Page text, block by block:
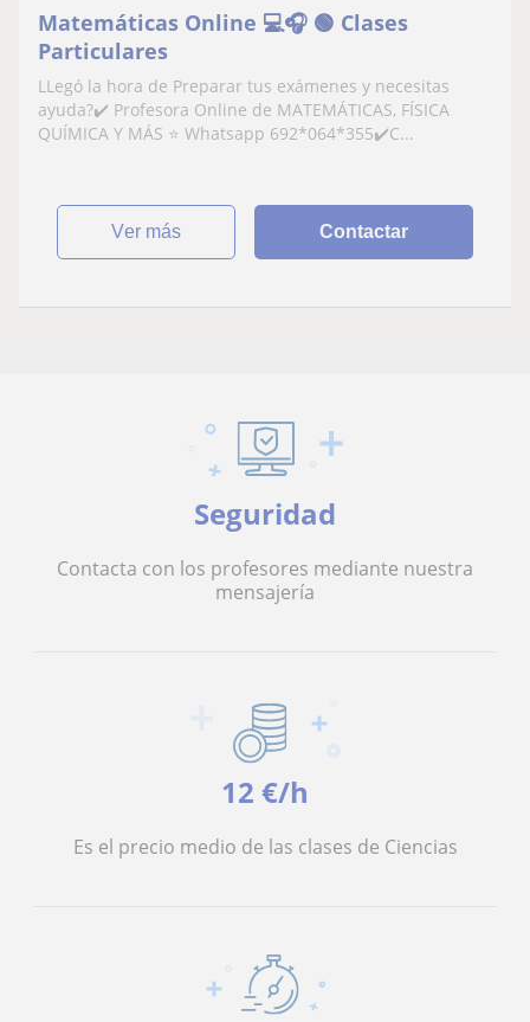
Matemáticas Online 💻🎧 🟢 Clases
Particulares
LLegó la hora de Preparar tus exámenes y necesitas
ayuda?✔️ Profesora Online de MATEMÁTICAS, FÍSICA
QUÍMICA Y MÁS ⭐ Whatsapp 692*064*355✔️C...
ver más Contactar
Seguridad
Contacta con los profesores mediante nuestra
mensajería
12 €/h
Es el precio medio de las clases de Ciencias